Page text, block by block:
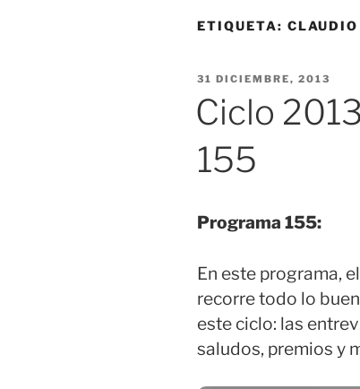
ETIQUETA:
PUBLICADO
31 DICIEMBRE, 2013
Ciclo
155
Programa 155:
En este programa,
recorre todo lo
este ciclo: las
saludos, premios y